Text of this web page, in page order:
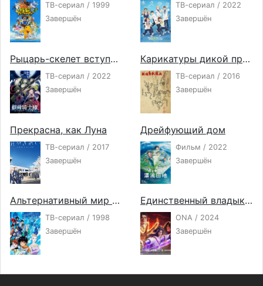
ТВ-сериал / 1999
Завершён
ТВ-сериал / 2022
Завершён
Рыцарь-скелет вступает в параллельный мир
ТВ-сериал / 2022
Завершён
Карикатуры дикой природы Сэнгоку
ТВ-сериал / 2016
Завершён
Прекрасна, как Луна
ТВ-сериал / 2017
Завершён
Дрейфующий дом
Фильм / 2022
Завершён
Альтернативный мир Эль-Хазард
ТВ-сериал / 1998
Завершён
Единственный владыка мира 2
ONA / 2024
Завершён